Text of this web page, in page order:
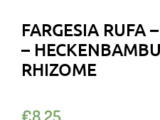
FARGESIA RUFA
–
RHIZOME